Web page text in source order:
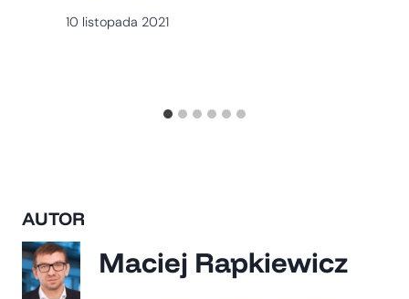
10 listopada 2021
AUTOR
Maciej Rapkiewicz